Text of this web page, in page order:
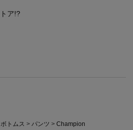
ア!?
ボトムス パンツ
Champion